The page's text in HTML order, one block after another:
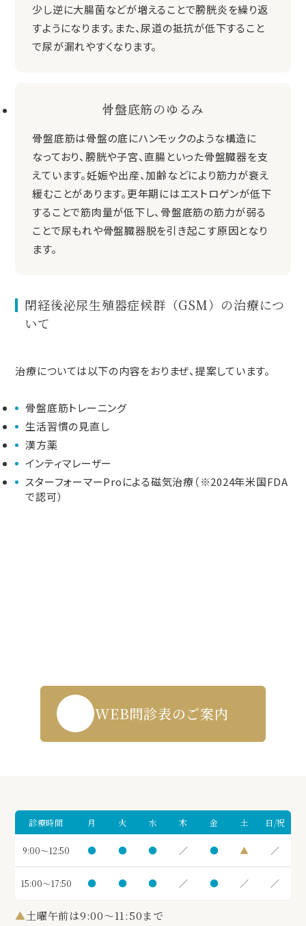
少し逆に大腸菌などが増えることで膀胱炎を繰り返
すようになります。また、尿道の抵抗が低下すること
で尿が漏れやすくなります。
骨盤底筋のゆるみ
骨盤底筋は骨盤の底にハンモックのような構造に
なっており、膀胱や子宮、直腸といった骨盤臓器を支
えています。妊娠や出産、加齢などにより筋力が衰え
緩むことがあります。更年期にはエストロゲンが低下
することで筋肉量が低下し、骨盤底筋の筋力が弱る
ことで尿もれや骨盤臓器脱を引き起こす原因となり
ます。
閉経後泌尿生殖器症候群（GSM）の治療につ
いて
治療については以下の内容をおりまぜ、提案しています。
骨盤底筋トレーニング
生活習慣の見直し
漢方薬
インティマレーザー
スターフォーマーProによる磁気治療（※2024年米国FDA
で認可）
WEB問診表のご案内
診療時間 月 火 水 木 金 土 日/祝
9:00～12:50 ● ● ● ／ ● ▲ ／
15:00～17:50 ● ● ● ／ ● ／ ／
▲土曜午前は9:00～11:50まで